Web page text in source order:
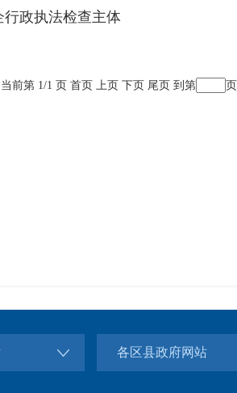
行政执法检查主体
当前第 1/1 页 首页 上页 下页 尾页 到第 页
各区县政府网站